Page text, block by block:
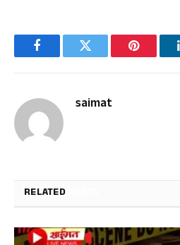
FacebookTwitter Pinterest
saimat
RELATED